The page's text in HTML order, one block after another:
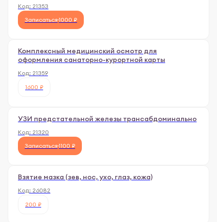
Код: 21353
Записаться 1000 ₽
Комплексный медицинский осмотр для
оформления санаторно-курортной карты
Код: 21359
1600 ₽
УЗИ предстательной железы трансабдоминально
Код: 21320
Записаться 1100 ₽
Взятие мазка (зев, нос, ухо, глаз, кожа)
Код: 26082
200 ₽